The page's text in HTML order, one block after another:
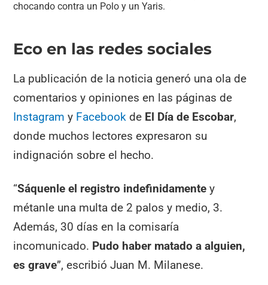
chocando contra un Polo y un Yaris.
Eco en las redes sociales
La publicación de la noticia generó una ola de
comentarios y opiniones en las páginas de
Instagramy Facebook de El Día de Escobar,
donde muchos lectores expresaron su
indignación sobre el hecho.
“Sáquenle el registro indefinidamentey
métanle una multa de 2 palos y medio, 3.
Además, 30 días en la comisaría
incomunicado. Pudo haber matado a alguien,
es grave”, escribió Juan M. Milanese.